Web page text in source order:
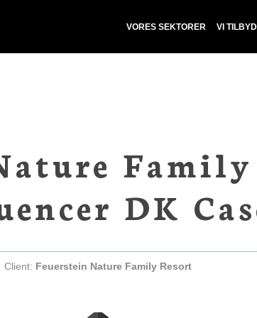
VORES SEKTORER VI
Family
DK
Client: Feuerstein Nature Family Resort